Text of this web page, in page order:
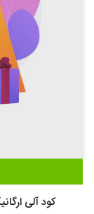
کود آلی